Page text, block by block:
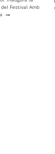
Festival Amb
→